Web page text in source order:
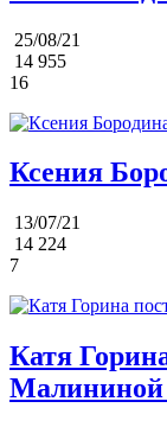
25/08/21
14 955
16
Ксения
13/07/21
14 224
7
Катя
Малининой